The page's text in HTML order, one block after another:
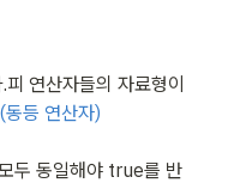
연산자들의 자료형이
두 동일해야 true를 반